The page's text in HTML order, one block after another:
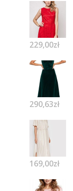
229,00zł
290,63zł
169,00zł